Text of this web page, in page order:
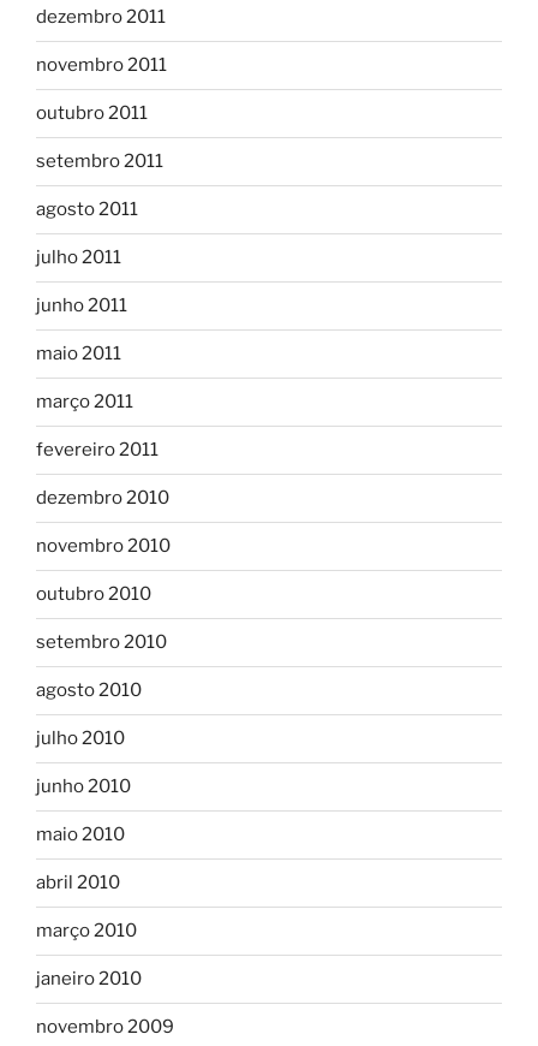
dezembro 2011
novembro 2011
outubro 2011
setembro 2011
agosto 2011
julho 2011
junho 2011
maio 2011
março 2011
fevereiro 2011
dezembro 2010
novembro 2010
outubro 2010
setembro 2010
agosto 2010
julho 2010
junho 2010
maio 2010
abril 2010
março 2010
janeiro 2010
novembro 2009